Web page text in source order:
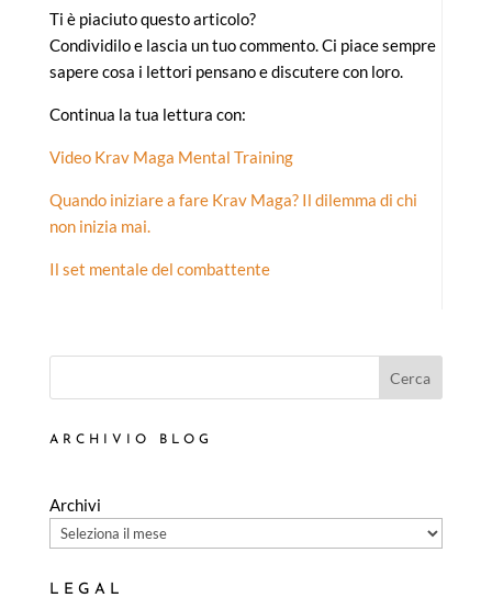
Ti è piaciuto questo articolo?
Condividilo e lascia un tuo commento. Ci piace sempre
sapere cosa i lettori pensano e discutere con loro.
Continua la tua lettura con:
Video Krav Maga Mental Training
Quando iniziare a fare Krav Maga? Il dilemma di chi
non inizia mai.
Il set mentale del combattente
Cerca
ARCHIVIO BLOG
Archivi
LEGAL